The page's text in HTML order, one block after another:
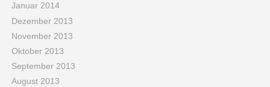
Januar 2014
Dezember 2013
November 2013
Oktober 2013
September 2013
August 2013